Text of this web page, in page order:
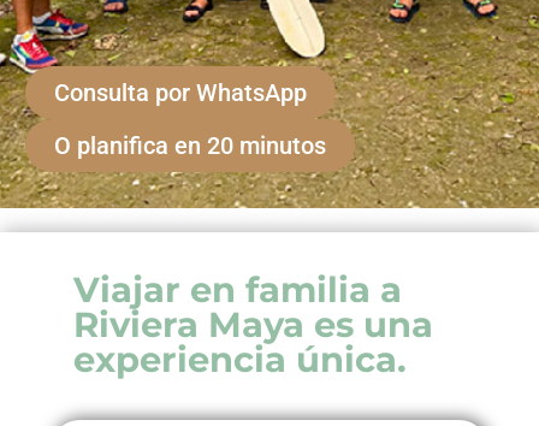
Consulta por WhatsApp
O planifica en 20 minutos
Viajar en familia a
Riviera Maya es una
experiencia única.